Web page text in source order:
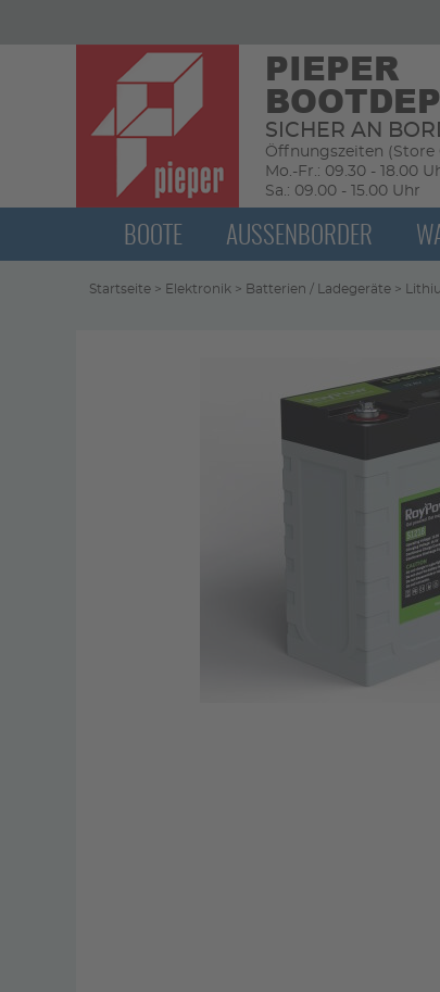
PIEPER
SICHER AN
Öffnungszeiten (Store
Mo.-Fr.: 09.30 - 18.00
Sa.: 09.00 - 15.00 Uhr
BOOTE AUSSENBORDER
Startseite> Elektronik > Batterien / Ladegeräte>